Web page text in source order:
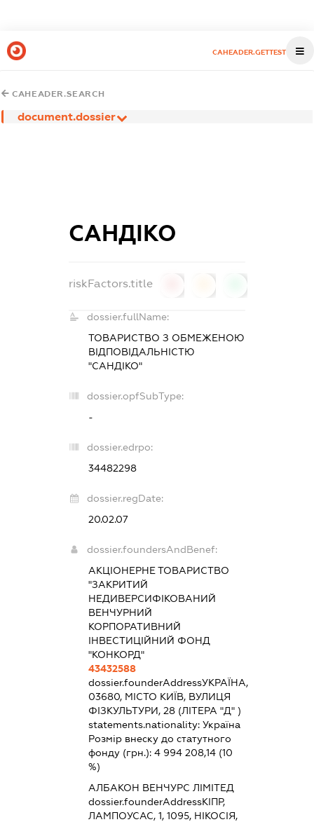
CAHEADER.GETTEST
CAHEADER.SEARCH
document.dossier
САНДІКО
riskFactors.title
dossier.fullName:
ТОВАРИСТВО З ОБМЕЖЕНОЮ
ВІДПОВІДАЛЬНІСТЮ
"САНДІКО"
dossier.opfSubType:
-
dossier.edrpo:
34482298
dossier.regDate:
20.02.07
dossier.foundersAndBenef:
АКЦІОНЕРНЕ ТОВАРИСТВО
"ЗАКРИТИЙ
НЕДИВЕРСИФІКОВАНИЙ
ВЕНЧУРНИЙ
КОРПОРАТИВНИЙ
ІНВЕСТИЦІЙНИЙ ФОНД
"КОНКОРД"
43432588
dossier.founderAddressУКРАЇНА,
03680, МІСТО КИЇВ, ВУЛИЦЯ
ФІЗКУЛЬТУРИ, 28 (ЛІТЕРА "Д" )
statements.nationality: Україна
Розмір внеску до статутного
фонду (грн.): 4 994 208,14(10
%)
АЛБАКОН ВЕНЧУРС ЛІМІТЕД
dossier.founderAddressКІПР,
ЛАМПОУСАС, 1, 1095, НІКОСІЯ,